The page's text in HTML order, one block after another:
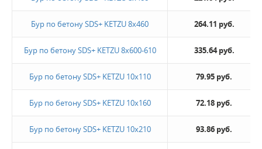
Бур по бетону SDS+ KETZU 8х460 264.11 руб.
Бур по бетону SDS+ KETZU 8х600-610 335.64 руб.
Бур по бетону SDS+ KETZU 10х110 79.95 руб.
Бур по бетону SDS+ KETZU 10х160 72.18 руб.
Бур по бетону SDS+ KETZU 10х210 93.86 руб.